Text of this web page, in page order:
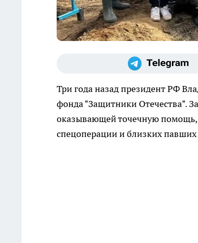
Три года назад президент РФ
фонда "Защитники Отечества".
оказывающей точечную помощь,
спецоперации и близких павших